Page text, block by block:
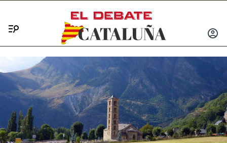
INICIAR